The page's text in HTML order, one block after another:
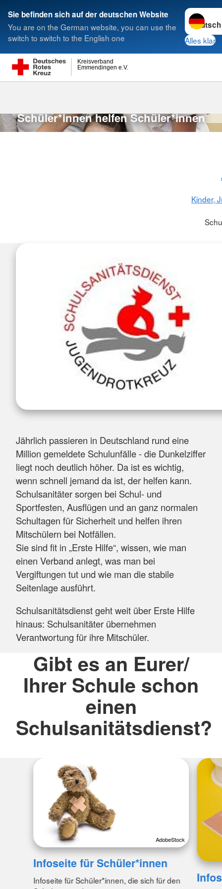
Sie befinden sich auf der deutschen Website
You are on the German website, you can use the
switch to switch to the English one
Sprache
Alles klar
Emmendingen e.V.
Kreisverband
Suche
Schüler*innen helfen Schüler*innen
Kinder,
Jährlich passieren in Deutschland rund eine
Million gemeldete Schulunfälle - die Dunkelziffer
liegt noch deutlich höher. Da ist es wichtig,
wenn schnell jemand da ist, der helfen kann.
Schulsanitäter sorgen bei Schul- und
Sportfesten, Ausflügen und an ganz normalen
Schultagen für Sicherheit und helfen ihren
Mitschülern bei Notfällen.
Sie sind fit in „Erste Hilfe“, wissen, wie man
einen Verband anlegt, was man bei
Vergiftungen tut und wie man die stabile
Seitenlage ausführt.
Schulsanitätsdienst geht weit über Erste Hilfe
hinaus: Schulsanitäter übernehmen
Verantwortung für ihre Mitschüler.
Gibt es an Eurer/
Ihrer Schule schon
einen
Schulsanitätsdienst?
AdobeStock
Infoseite für Schüler*innen
Infoseite für Schüler*innen, die sich für den